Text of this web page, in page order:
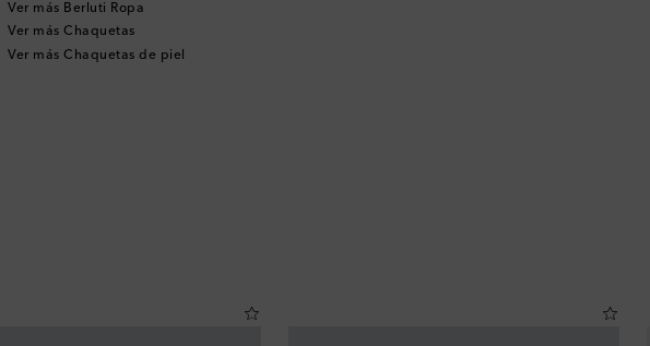
Ver más Berluti Ropa
Ver más Chaquetas
Ver más Chaquetas de piel